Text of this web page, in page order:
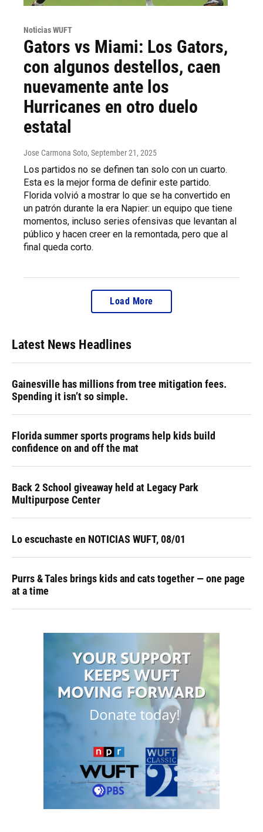
Noticias WUFT
Gators vs Miami: Los Gators,
con algunos destellos, caen
nuevamente ante los
Hurricanes en otro duelo
estatal
Jose Carmona Soto, September 21, 2025
Los partidos no se definen tan solo con un cuarto.
Esta es la mejor forma de definir este partido.
Florida volvió a mostrar lo que se ha convertido en
un patrón durante la era Napier: un equipo que tiene
momentos, incluso series ofensivas que levantan al
público y hacen creer en la remontada, pero que al
final queda corto.
Load More
Latest News Headlines
Gainesville has millions from tree mitigation fees.
Spending it isn’t so simple.
Florida summer sports programs help kids build
confidence on and off the mat
Back 2 School giveaway held at Legacy Park
Multipurpose Center
Lo escuchaste en NOTICIAS WUFT, 08/01
Purrs & Tales brings kids and cats together — one page
at a time